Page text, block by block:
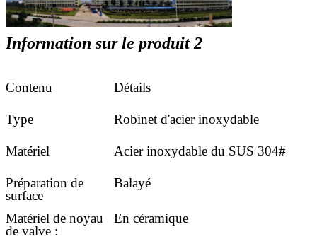
Information sur le produit 2
Contenu Détails
Type Robinet d'acier inoxydable
Matériel Acier inoxydable du SUS 304#
Préparation de
surface
Balayé
Matériel de noyau
de valve :
En céramique